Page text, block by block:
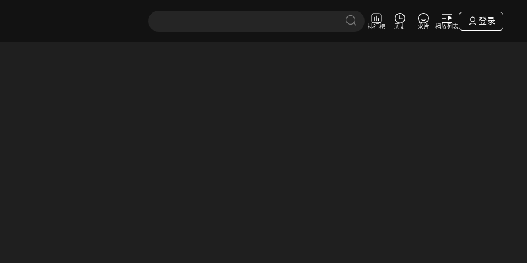
排行榜 历史 求片 播放列表
登录